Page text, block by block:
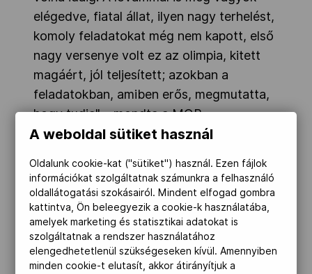
elégedve, fiatal állat, ilyen nagy terhelést,
komoly feladatokat még nem kapott, első
nagy versenye volt ez az olimpia, kitett
magáért, jól teljesített; azokban a
feladatokban, amiben erős, megmutatta,
hogy tudja" – mondta a MOB
médiacsapatának a magyar lovas
A weboldal sütiket használ
Oldalunk cookie-kat ("sütiket") használ. Ezen fájlok
információkat szolgáltatnak számunkra a felhasználó
oldallátogatási szokásairól. Mindent elfogad gombra
kattintva, Ön beleegyezik a cookie-k használatába,
amelyek marketing és statisztikai adatokat is
szolgáltatnak a rendszer használatához
elengedhetetlenül szükségeseken kívül. Amennyiben
minden cookie-t elutasít, akkor átirányítjuk a